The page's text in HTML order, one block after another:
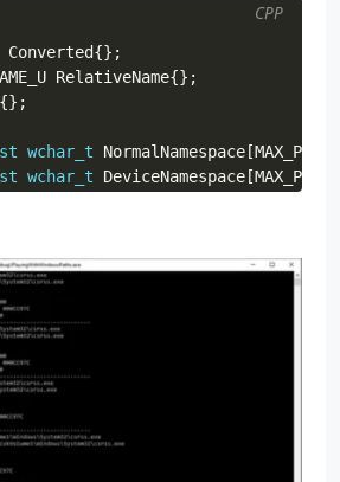
Converted{};
RelativeName{};
{};
wchar_t NormalNamespace [MAX_PATH
wchar_t DeviceNamespace [MAX_PATH
<< L"[NormalNamespace]
CPP